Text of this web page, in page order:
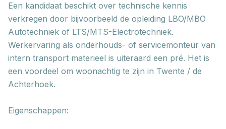
Een kandidaat beschikt over technische kennis
verkregen door bijvoorbeeld de opleiding LBO/MBO
Autotechniek of LTS/MTS-Electrotechniek.
Werkervaring als onderhouds- of servicemonteur van
intern transport materieel is uiteraard een pré. Het is
een voordeel om woonachtig te zijn in Twente / de
Achterhoek.
Eigenschappen: